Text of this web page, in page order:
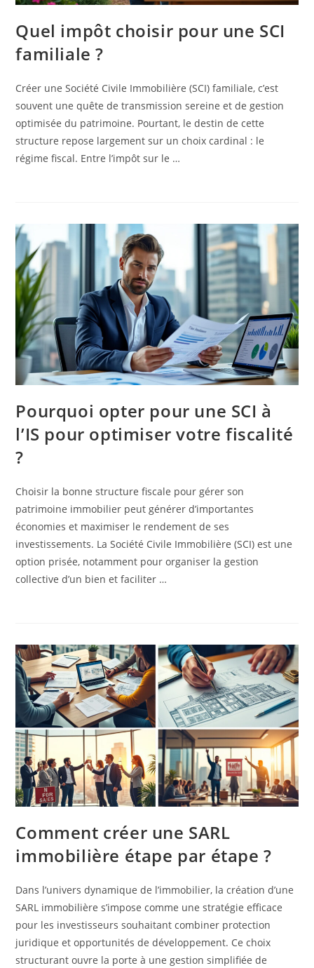
Quel impôt choisir pour une SCI
familiale ?
Créer une Société Civile Immobilière (SCI) familiale, c’est
souvent une quête de transmission sereine et de gestion
optimisée du patrimoine. Pourtant, le destin de cette
structure repose largement sur un choix cardinal : le
régime fiscal. Entre l’impôt sur le …
Pourquoi opter pour une SCI à
l’IS pour optimiser votre fiscalité
?
Choisir la bonne structure fiscale pour gérer son
patrimoine immobilier peut générer d’importantes
économies et maximiser le rendement de ses
investissements. La Société Civile Immobilière (SCI) est une
option prisée, notamment pour organiser la gestion
collective d’un bien et faciliter …
Comment créer une SARL
immobilière étape par étape ?
Dans l’univers dynamique de l’immobilier, la création d’une
SARL immobilière s’impose comme une stratégie efficace
pour les investisseurs souhaitant combiner protection
juridique et opportunités de développement. Ce choix
structurant ouvre la porte à une gestion simplifiée de